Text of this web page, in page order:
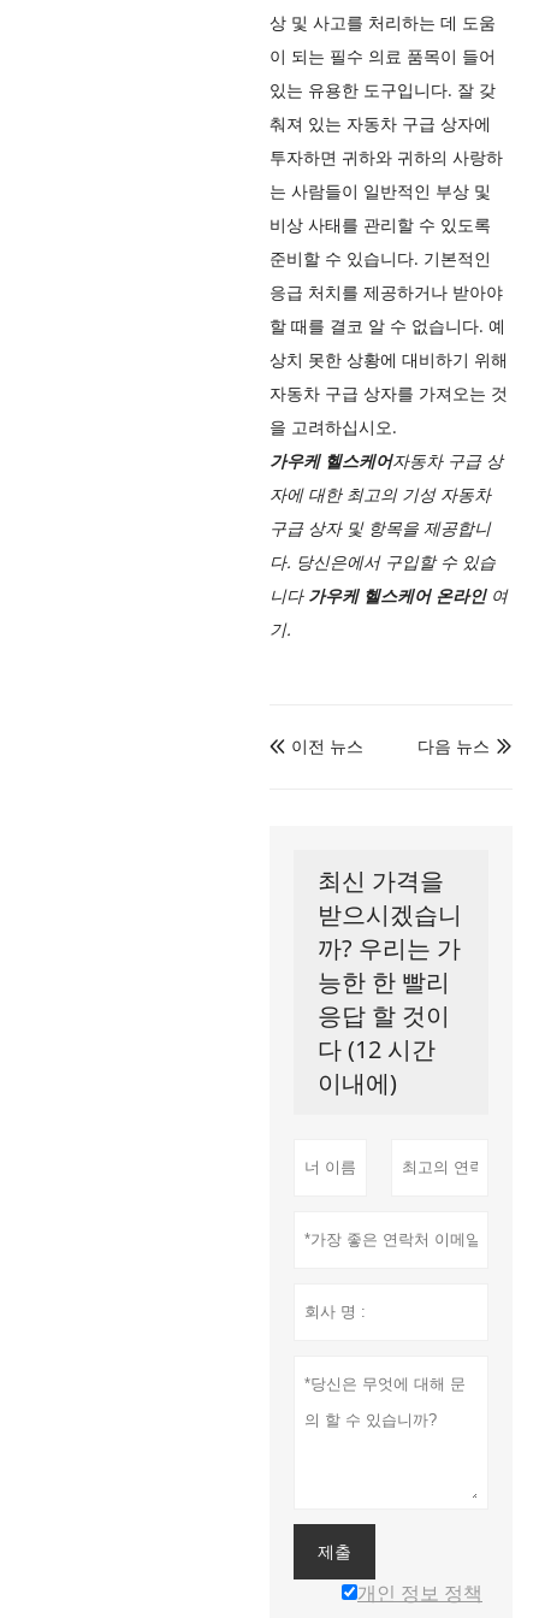
상 및 사고를 처리하는 데 도움
이 되는 필수 의료 품목이 들어
있는 유용한 도구입니다. 잘 갖
춰져 있는 자동차 구급 상자에
투자하면 귀하와 귀하의 사랑하
는 사람들이 일반적인 부상 및
비상 사태를 관리할 수 있도록
준비할 수 있습니다. 기본적인
응급 처치를 제공하거나 받아야
할 때를 결코 알 수 없습니다. 예
상치 못한 상황에 대비하기 위해
자동차 구급 상자를 가져오는 것
을 고려하십시오.
가우케 헬스케어자동차 구급 상
자에 대한 최고의 기성 자동차
구급 상자 및 항목을 제공합니
다. 당신은에서 구입할 수 있습
니다 가우케 헬스케어 온라인 여
기.
 이전 뉴스 
다음 뉴스
최신 가격을
받으시겠습니
까? 우리는 가
능한 한 빨리
응답 할 것이
다 (12 시간
이내에)
제출
개인 정보 정책